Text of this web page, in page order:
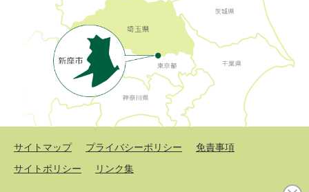
サイトマップ プライバシーポリシー
免責事項
サイトポリシー
リンク集